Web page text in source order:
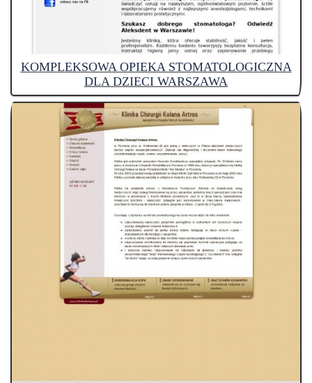
KOMPLEKSOWA OPIEKA STOMATOLOGICZNA
DLA DZIECI WARSZAWA